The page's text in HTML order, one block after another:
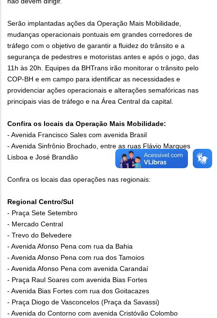
Serão implantadas ações da Operação Mais Mobilidade,
mudanças operacionais pontuais em grandes corredores de
tráfego com o objetivo de garantir a fluidez do trânsito e a
segurança de pedestres e motoristas antes e após o jogo, das
11h às 20h. Equipes da BHTrans irão monitorar o trânsito pelo
COP-BH e em campo para identificar as necessidades e
providenciar ações operacionais e alterações semafóricas nas
principais vias de tráfego e na Área Central da capital.
Confira os locais da Operação Mais Mobilidade:
- Avenida Francisco Sales com avenida Brasil
- Avenida Sinfrônio Brochado, entre as ruas Flávio Marques
Lisboa e José Brandão
Confira os locais das operações nas regionais:
Regional Centro/Sul
- Praça Sete Setembro
- Mercado Central
- Trevo do Belvedere
- Avenida Afonso Pena com rua da Bahia
- Avenida Afonso Pena com rua dos Tamoios
- Avenida Afonso Pena com avenida Carandaí
- Praça Raul Soares com avenida Bias Fortes
- Avenida Bias Fortes com rua dos Goitacazes
- Praça Diogo de Vasconcelos (Praça da Savassi)
- Avenida do Contorno com avenida Cristóvão Colombo